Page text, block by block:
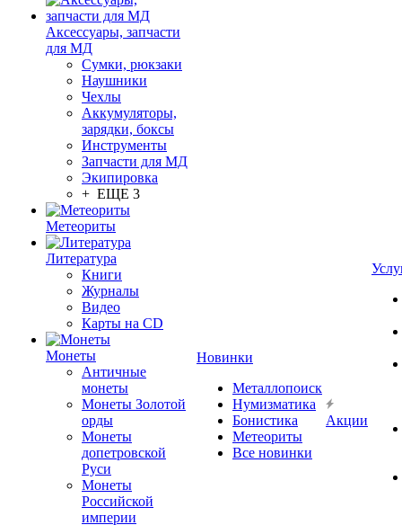
Аксессуары, запчасти
для МД
Сумки, рюкзаки
Наушники
Чехлы
Аккумуляторы,
зарядки, боксы
Инструменты
Запчасти для МД
Экипировка
+ ЕЩЕ 3
Метеориты
Литература
Книги
Журналы
Видео
Карты на CD
Монеты
Античные
монеты
Монеты Золотой
орды
Монеты
допетровской
Руси
Монеты
Российской
империи
Новинки
Металлопоиск
Нумизматика
Бонистика
Метеориты
Все новинки
Акции